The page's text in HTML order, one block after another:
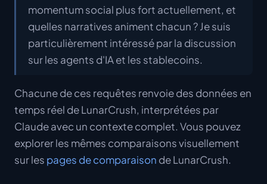
momentum social plus fort actuellement, et
quelles narratives animent chacun ? Je suis
particulièrement intéressé par la discussion
sur les agents d'IA et les stablecoins.
Chacune de ces requêtes renvoie des données en
temps réel de LunarCrush, interprétées par
Claude avec un contexte complet. Vous pouvez
explorer les mêmes comparaisons visuellement
sur les pages de comparaison de LunarCrush.